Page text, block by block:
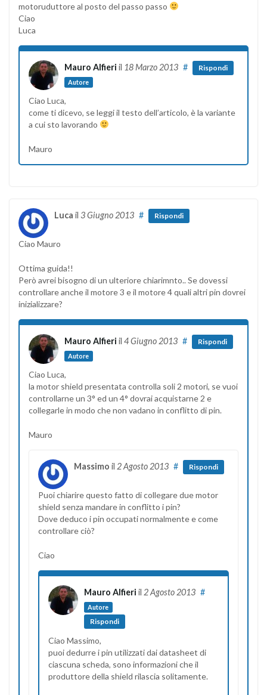
motoruduttore al posto del passo passo
Ciao
Luca
Mauro Alfieri il 18 Marzo 2013
Autore
# Rispondi
Ciao Luca,
come ti dicevo, se leggi il testo dell’articolo, è la variante
a cui sto lavorando
Mauro
Luca il 3 Giugno 2013 # Rispondi
Ciao Mauro
Ottima guida!!
Però avrei bisogno di un ulteriore chiarimnto.. Se dovessi
controllare anche il motore 3 e il motore 4 quali altri pin dovrei
inizializzare?
Mauro Alfieri il 4 Giugno 2013
Autore
# Rispondi
Ciao Luca,
la motor shield presentata controlla soli 2 motori, se vuoi
controllarne un 3° ed un 4° dovrai acquistarne 2 e
collegarle in modo che non vadano in conflitto di pin.
Mauro
Massimo il 2 Agosto 2013 # Rispondi
Puoi chiarire questo fatto di collegare due motor
shield senza mandare in conflitto i pin?
Dove deduco i pin occupati normalmente e come
controllare ciò?
Ciao
Mauro Alfieri il 2 Agosto 2013
Autore
#
Rispondi
Ciao Massimo,
puoi dedurre i pin utilizzati dai datasheet di
ciascuna scheda, sono informazioni che il
produttore della shield rilascia solitamente.